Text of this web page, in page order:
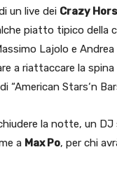
un live dei Crazy
piatto tipico della
Lajolo e
a riattaccare la
“American Stars‘n
la notte, un
a Max Po, per chi